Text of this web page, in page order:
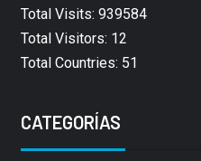
Total Visits: 939584
Total Visitors: 12
Total Countries: 51
CATEGORÍAS